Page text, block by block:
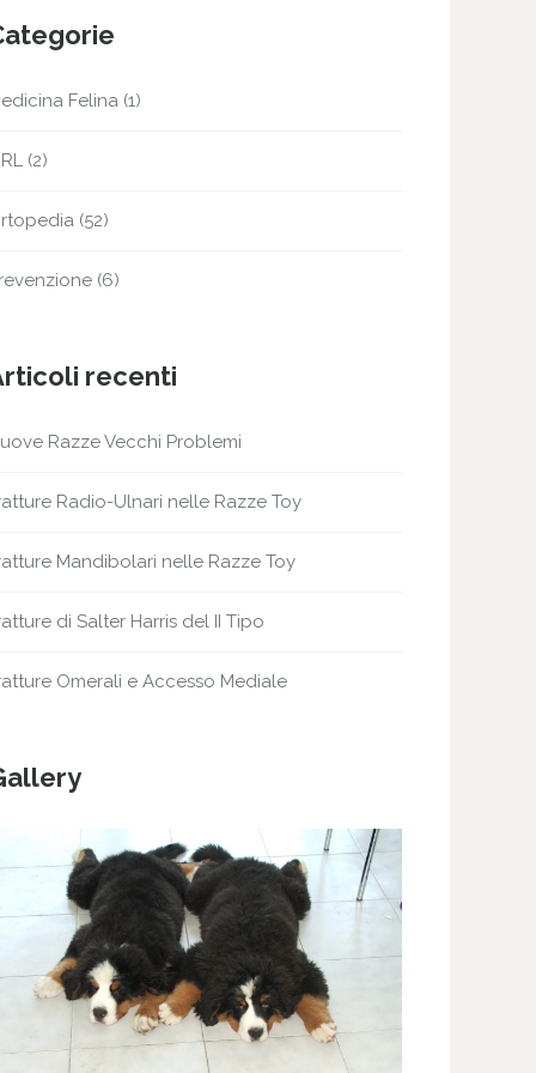
Felina (1)
(2)
(52)
(6)
recenti
Razze Vecchi Problemi
Radio-Ulnari nelle Razze Toy
Mandibolari nelle Razze Toy
di Salter Harris del II Tipo
Omerali e Accesso Mediale